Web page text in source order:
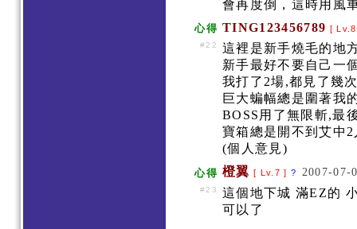
會再度倒，這時用風
心得 TING123456789 [
#22
這裡是新手燒毛的地
新手最好不要自己一
我打了2場,都見了幾
巨大蝙幅總是圍著我
BOSS用了無限斬,最
寶箱總是開不到艾中
(個人意見)
心得 橙翼 [ Lv.7 ]? 2007-07-
#23
這個地下城 滿EZ的
可以了